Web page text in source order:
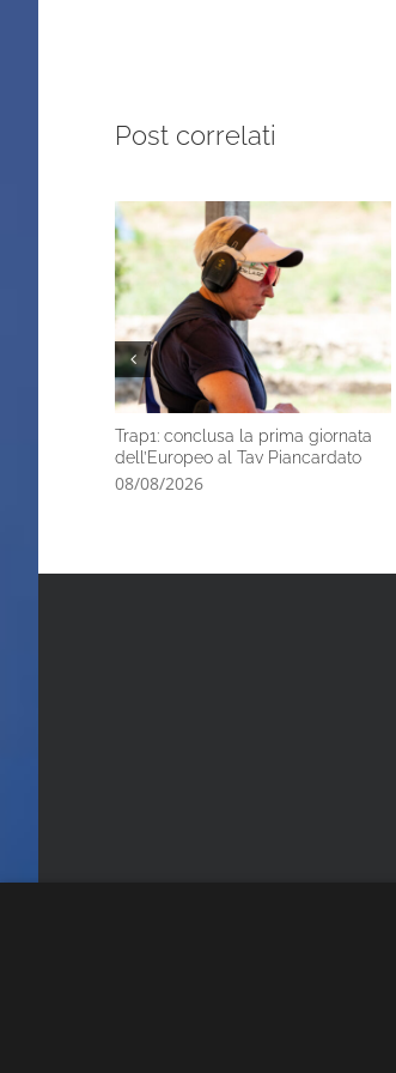
Post correlati
Trap1: conclusa la prima giornata
dell’Europeo al Tav Piancardato
08/08/2026